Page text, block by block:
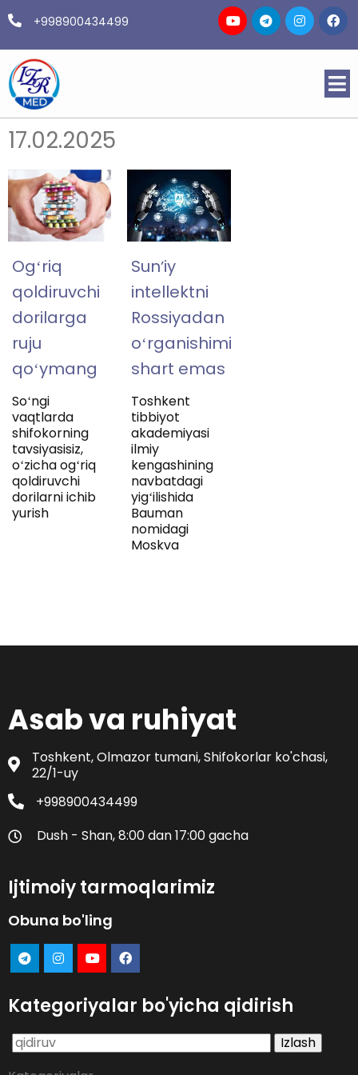
+998900434499
17.02.2025
Ogʻriq
qoldiruvchi
dorilarga
ruju
qoʻymang
Soʻngi
vaqtlarda
shifokorning
tavsiyasisiz,
oʻzicha ogʻriq
qoldiruvchi
dorilarni ichib
yurish
Sunʼiy
intellektni
Rossiyadan
oʻrganishimiz
shart emas
Toshkent
tibbiyot
akademiyasi
ilmiy
kengashining
navbatdagi
yigʻilishida
Bauman
nomidagi
Moskva
Asab va ruhiyat
Toshkent, Olmazor tumani, Shifokorlar ko'chasi,
22/1-uy
+998900434499
Dush - Shan, 8:00 dan 17:00 gacha
Ijtimoiy tarmoqlarimiz
Obuna bo'ling
Kategoriyalar bo'yicha qidirish
Qidirshish: